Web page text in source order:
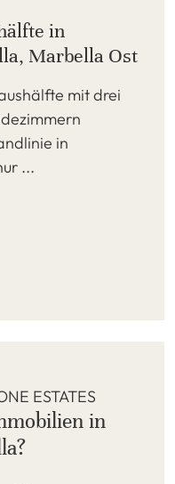
in
Marbella Ost
mit drei
in
...
ESTATES
in